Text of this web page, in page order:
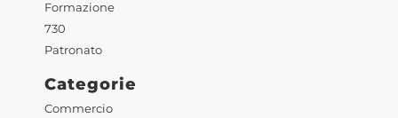
Formazione
730
Patronato
Categorie
Commercio